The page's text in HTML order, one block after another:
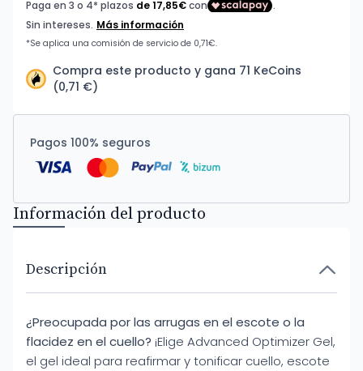
Compra este producto y gana 71 KeCoins
(0,71 €)
Pagos 100% seguros
Información del producto
Descripción
¿Preocupada por las arrugas en el escote o la
flacidez en el cuello? ¡Elige Advanced Optimizer Gel,
el gel ideal para reafirmar y tonificar cuello, escote